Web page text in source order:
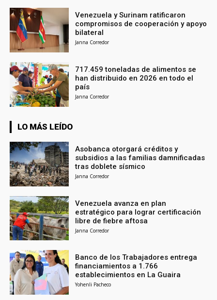
Venezuela y Surinam ratificaron
compromisos de cooperación y apoyo
bilateral
Janna Corredor
717.459 toneladas de alimentos se
han distribuido en 2026 en todo el
país
Janna Corredor
LO MÁS LEÍDO
Asobanca otorgará créditos y
subsidios a las familias damnificadas
tras doblete sísmico
Janna Corredor
Venezuela avanza en plan
estratégico para lograr certificación
libre de fiebre aftosa
Janna Corredor
Banco de los Trabajadores entrega
financiamientos a 1.766
establecimientos en La Guaira
Yohenli Pacheco